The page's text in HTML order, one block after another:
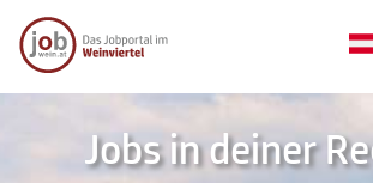
Jobs in deiner